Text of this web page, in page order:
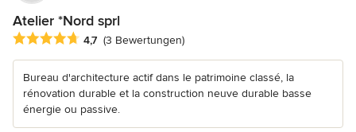
Atelier *Nord sprl
Durchschnittliche Bewertung: 4.7 von 5 Sternen
4,7 (3 Bewertungen)
Bureau d'architecture actif dans le patrimoine classé, la
rénovation durable et la construction neuve durable basse
énergie ou passive.